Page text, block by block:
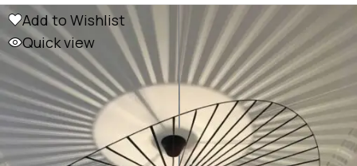
Add to Wishlist
Quick view